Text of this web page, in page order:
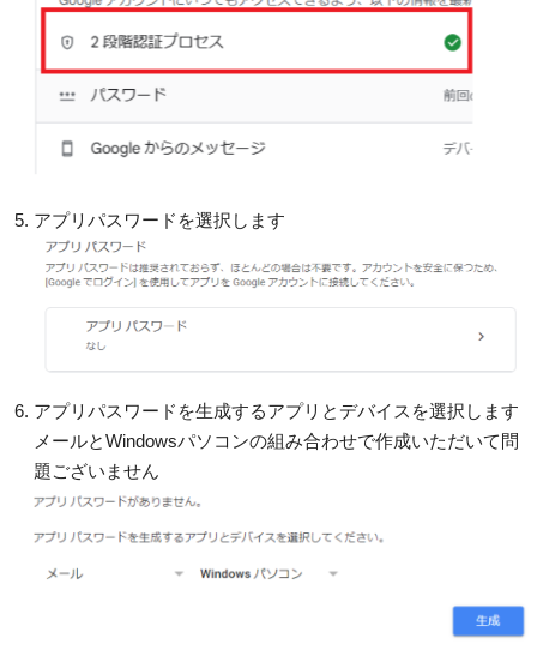
アプリパスワードを選択します
アプリパスワードを生成するアプリとデバイスを選択します
メールとWindowsパソコンの組み合わせで作成いただいて問
題ございません